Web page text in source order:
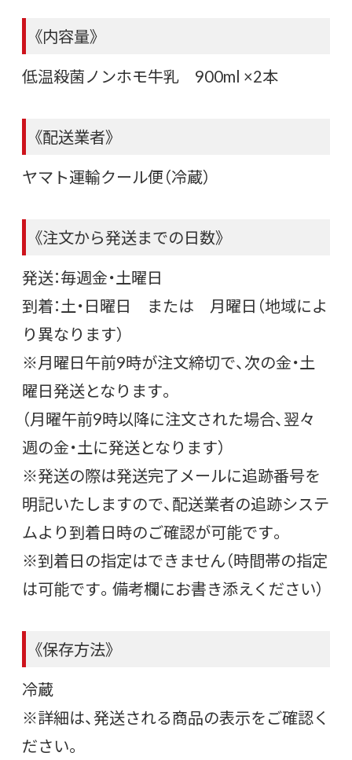
《内容量》
低温殺菌ノンホモ牛乳 900ml ×2本
《配送業者》
ヤマト運輸クール便（冷蔵）
《注文から発送までの日数》
発送：毎週金・土曜日
到着：土・日曜日 または 月曜日（地域によ
り異なります）
※月曜日午前9時が注文締切で、次の金・土
曜日発送となります。
（月曜午前9時以降に注文された場合、翌々
週の金・土に発送となります）
※発送の際は発送完了メールに追跡番号を
明記いたしますので、配送業者の追跡システ
ムより到着日時のご確認が可能です。
※到着日の指定はできません（時間帯の指定
は可能です。備考欄にお書き添えください）
《保存方法》
冷蔵
※詳細は、発送される商品の表示をご確認く
ださい。